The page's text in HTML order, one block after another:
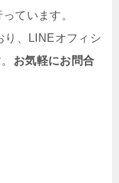
ています。
り、LINEオフィシ
お気軽にお問合